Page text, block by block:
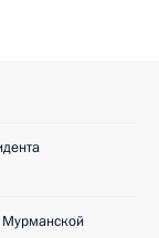
Мурманской